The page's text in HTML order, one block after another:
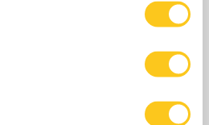
Ihre geografische Lage
auf einige Meter genau sein
Scannen nach
Auf dem heutigen
Rundumschutz gegen